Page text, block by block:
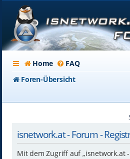
Home FAQ
Foren-Übersicht
isnetwork.at - Forum -
Mit dem Zugriff auf „isnetwork.at -